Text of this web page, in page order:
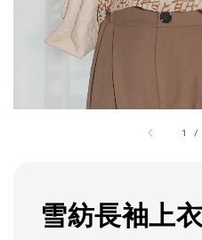
1 /
雪紡長袖上